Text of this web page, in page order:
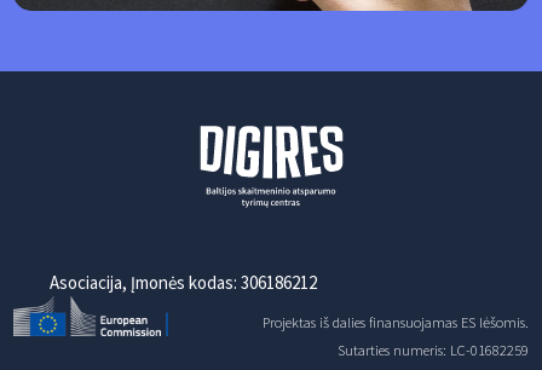
Asociacija, Įmonės kodas: 306186212
Projektas iš dalies finansuojamas ES lėšomis.
Sutarties numeris: LC-01682259